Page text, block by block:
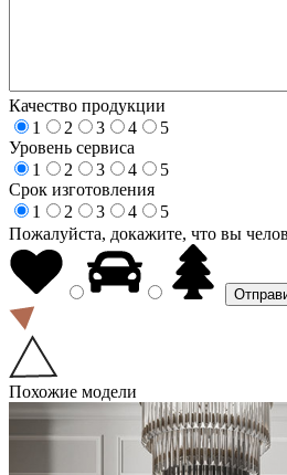
Качество продукции
1
2 3 4
5
Уровень сервиса
1
2 3 4
5
Срок изготовления
1
2 3 4
5
Пожалуйста, докажите, что вы
Похожие модели